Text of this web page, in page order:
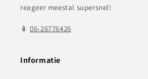
reageer meestal supersnel!
📱06-26776426
Informatie